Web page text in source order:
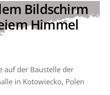
Bildschirm
Himmel
auf der Baustelle der
in Kotowiecko, Polen